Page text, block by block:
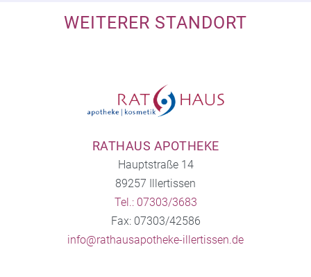
WEITERER STANDORT
RATHAUS APOTHEKE
Hauptstraße 14
89257 Illertissen
Tel.: 07303/3683
Fax: 07303/42586
info@rathausapotheke-illertissen.de